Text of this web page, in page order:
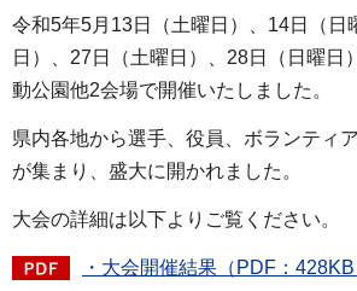
令和5年5月13日（土曜日）、14日（日
日）、27日（土曜日）、28日（日曜日
動公園他2会場で開催いたしました。
県内各地から選手、役員、ボランティ
が集まり、盛大に開かれました。
大会の詳細は以下よりご覧ください。
・大会開催結果（PDF：428KB